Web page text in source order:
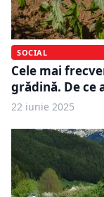
SOCIAL
Cele mai
grădină. De ce
22 iunie 2025